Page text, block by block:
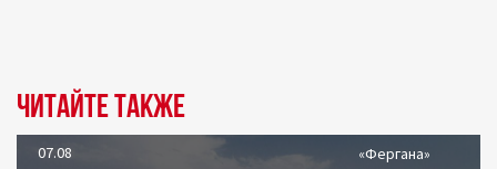
Читайте также
07.08 «Фергана»